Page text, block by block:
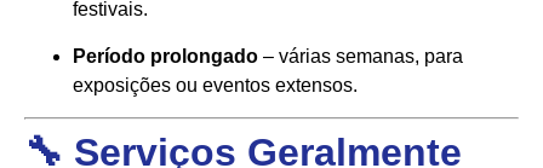
festivais.
Período prolongado – várias semanas, para
exposições ou eventos extensos.
🔧 Serviços Geralmente